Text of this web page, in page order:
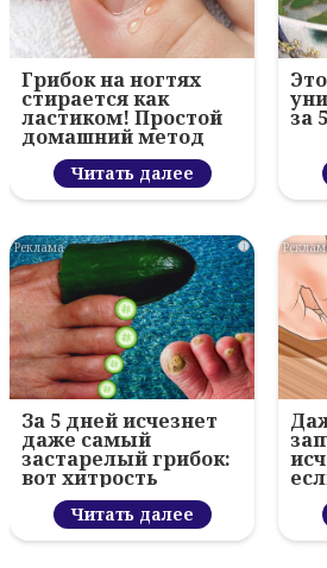
Грибок на ногтях
стирается как
ластиком! Простой
домашний метод
Читать далее
за
i
За 5 дней исчезнет
даже самый
застарелый грибок:
вот хитрость
Читать далее